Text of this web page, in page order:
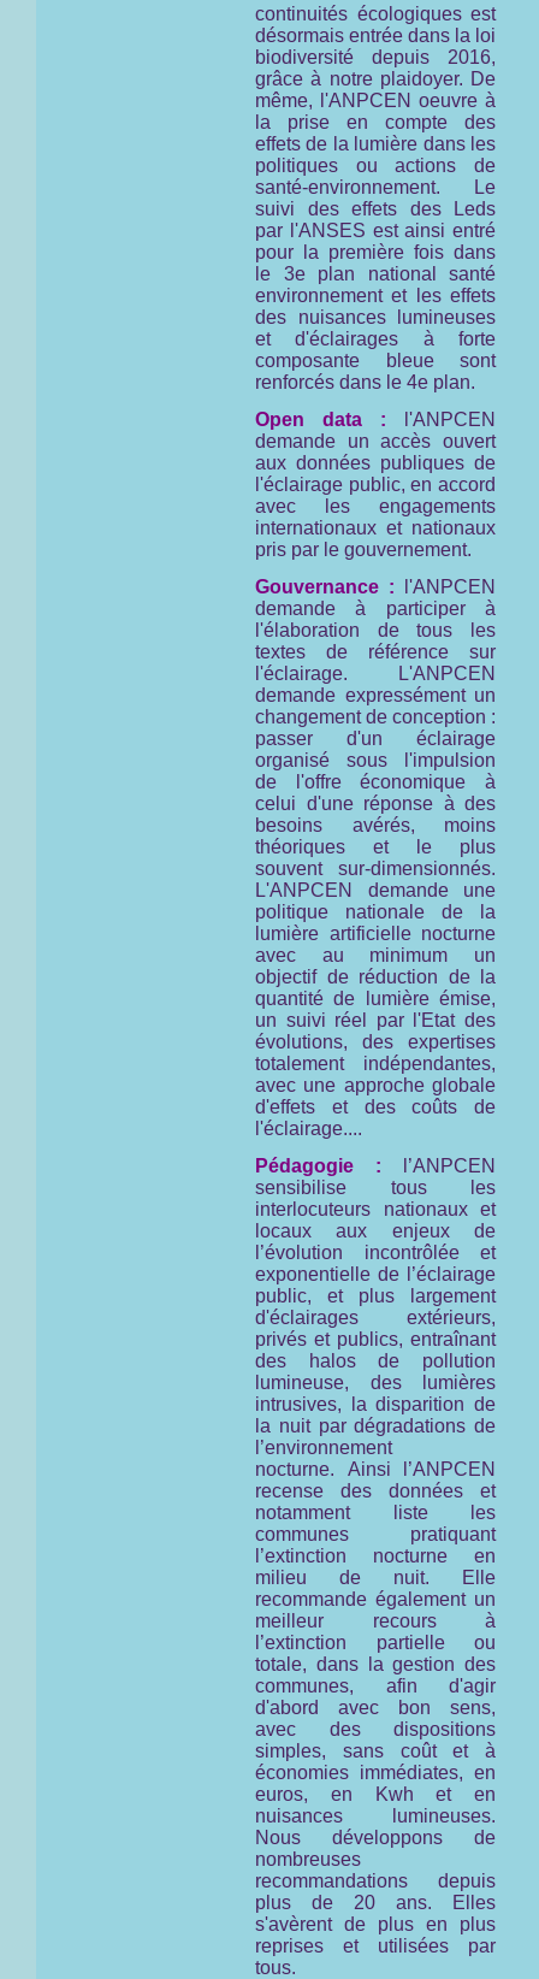
continuités écologiques est
désormais entrée dans la loi
biodiversité depuis 2016,
grâce à notre plaidoyer. De
même, l'ANPCEN oeuvre à
la prise en compte des
effets de la lumière dans les
politiques ou actions de
santé-environnement. Le
suivi des effets des Leds
par l'ANSES est ainsi entré
pour la première fois dans
le 3e plan national santé
environnement et les effets
des nuisances lumineuses
et d'éclairages à forte
composante bleue sont
renforcés dans le 4e plan.
Open data : l'ANPCEN
demande un accès ouvert
aux données publiques de
l'éclairage public, en accord
avec les engagements
internationaux et nationaux
pris par le gouvernement.
Gouvernance :
l'ANPCEN
demande à participer à
l'élaboration de tous les
textes de référence sur
l'éclairage. L'ANPCEN
demande expressément un
changement de conception :
passer d'un éclairage
organisé sous l'impulsion
de l'offre économique à
celui d'une réponse à des
besoins avérés, moins
théoriques et le plus
souvent sur-dimensionnés.
L'ANPCEN demande une
politique nationale de la
lumière artificielle nocturne
avec au minimum un
objectif de réduction de la
quantité de lumière émise,
un suivi réel par l'Etat des
évolutions, des expertises
totalement indépendantes,
avec une approche globale
d'effets et des coûts de
l'éclairage....
Pédagogie :
l’ANPCEN
sensibilise tous les
interlocuteurs nationaux et
locaux aux enjeux de
l’évolution incontrôlée et
exponentielle de l’éclairage
public, et plus largement
d'éclairages extérieurs,
privés et publics, entraînant
des halos de pollution
lumineuse, des lumières
intrusives, la disparition de
la nuit par dégradations de
l’environnement
nocturne. Ainsi l’ANPCEN
recense des données et
notamment liste les
communes pratiquant
l’extinction nocturne en
milieu de nuit. Elle
recommande également un
meilleur recours à
l’extinction partielle ou
totale, dans la gestion des
communes, afin d'agir
d'abord avec bon sens,
avec des dispositions
simples, sans coût et à
économies immédiates, en
euros, en Kwh et en
nuisances lumineuses.
Nous développons de
nombreuses
recommandations depuis
plus de 20 ans. Elles
s'avèrent de plus en plus
reprises et utilisées par
tous.